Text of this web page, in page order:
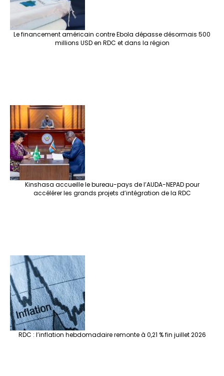
Le financement américain contre Ebola dépasse désormais 500
millions USD en RDC et dans la région
Kinshasa accueille le bureau-pays de l’AUDA-NEPAD pour
accélérer les grands projets d’intégration de la RDC
RDC : l’inflation hebdomadaire remonte à 0,21 % fin juillet 2026